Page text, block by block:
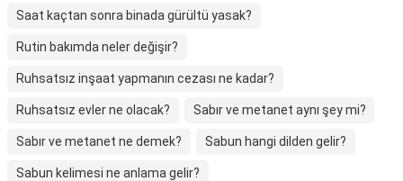
Saat kaçtan sonra binada gürültü yasak?
Rutin bakımda neler değişir?
Ruhsatsız inşaat yapmanın cezası ne kadar?
Ruhsatsız evler ne olacak? Sabır ve metanet aynı şey mi?
Sabır ve metanet ne demek? Sabun hangi dilden gelir?
Sabun kelimesi ne anlama gelir?